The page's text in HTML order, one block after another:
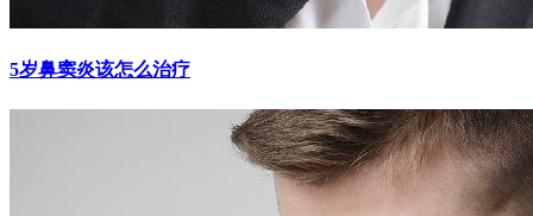
5岁鼻窦炎该怎么治疗